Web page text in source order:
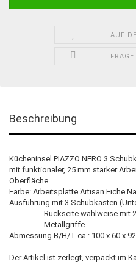
AUF
Beschreibung
Kücheninsel PIAZZO NERO 3
mit funktionaler, 25 mm starker
Oberfläche
Farbe: Arbeitsplatte Artisan Eiche
Ausführung mit 3 Schubkästen
Rückseite wahlweise mit 2
Metallgriffe
Abmessung B/H/T ca.: 100 x 60 x
Der Artikel ist zerlegt, verpackt im